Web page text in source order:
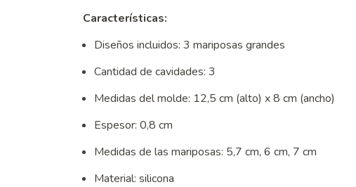
Características:
Diseños incluidos: 3 mariposas grandes
Cantidad de cavidades: 3
Medidas del molde: 12,5 cm (alto) x 8 cm (ancho)
Espesor: 0,8 cm
Medidas de las mariposas: 5,7 cm, 6 cm, 7 cm
Material: silicona